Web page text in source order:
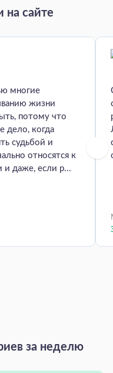
на сайте
многие
жизни
потому что
дело, когда
судьбой и
относятся к
и даже, если р...
за неделю